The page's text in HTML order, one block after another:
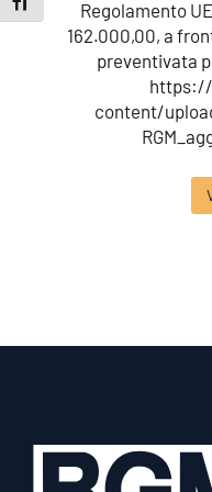
Attiva/disattivaRegolamento
162.000,00, a
preventivata
content/